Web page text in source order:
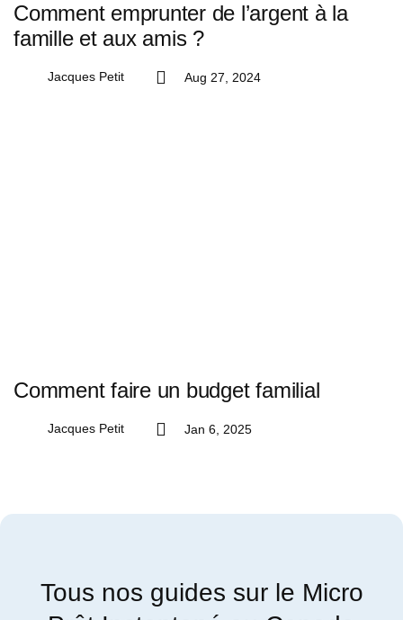
Comment emprunter de l’argent à la
famille et aux amis ?
Jacques Petit Aug 27, 2024
Comment faire un budget familial
Jacques Petit Jan 6, 2025
Tous nos guides sur le Micro